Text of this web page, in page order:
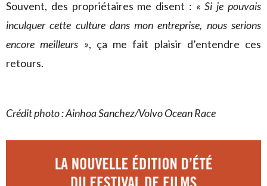
Souvent, des propriétaires me disent : « Si je pouvais
inculquer cette culture dans mon entreprise, nous serions
encore meilleurs », ça me fait plaisir d’entendre ces
retours.
Crédit photo : Ainhoa Sanchez/Volvo Ocean Race